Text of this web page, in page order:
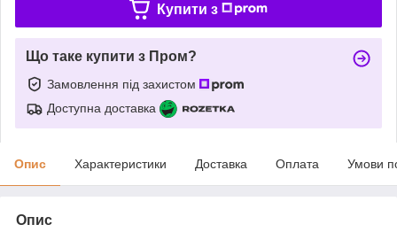
Купити з
Що таке купити з Пром?
Замовлення під захистом
Доступна доставка
Опис Характеристики Доставка Оплата Умови
Опис